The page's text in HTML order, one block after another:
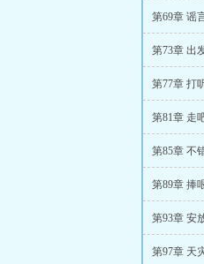
第69章 谣
第73章 出
第77章 打
第81章 走
第85章 不
第89章 捧
第93章 安
第97章 天